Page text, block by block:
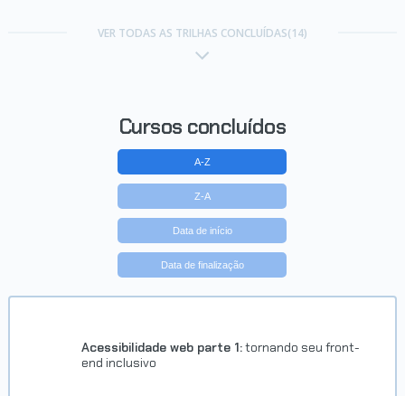
padrões de projeto e
arquitetura de software
Trilha HTML e CSS
Concluído em 03/02/2022
VER TODAS AS TRILHAS CONCLUÍDAS(14)
Cursos concluídos
A-Z
Z-A
Data de início
Data de finalização
Acessibilidade web parte 1:tornando seu front-
end inclusivo